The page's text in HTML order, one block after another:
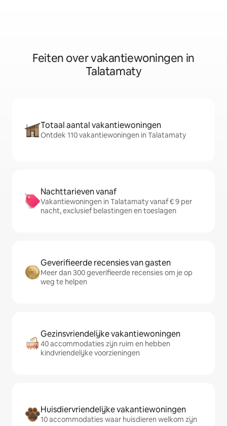
Feiten over vakantiewoningen in
Talatamaty
Totaal aantal vakantiewoningen
Ontdek 110 vakantiewoningen in Talatamaty
Nachttarieven vanaf
Vakantiewoningen in Talatamaty vanaf € 9 per
nacht, exclusief belastingen en toeslagen
Geverifieerde recensies van gasten
Meer dan 300 geverifieerde recensies om je op
weg te helpen
Gezinsvriendelijke vakantiewoningen
40 accommodaties zijn ruim en hebben
kindvriendelijke voorzieningen
Huisdiervriendelijke vakantiewoningen
10 accommodaties waar huisdieren welkom zijn